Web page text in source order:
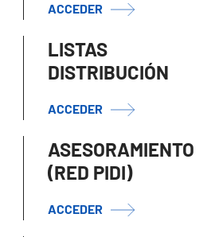
ACCEDER
LISTAS
DISTRIBUCIÓN
ACCEDER
ASESORAMIENTO
(RED PIDI)
ACCEDER